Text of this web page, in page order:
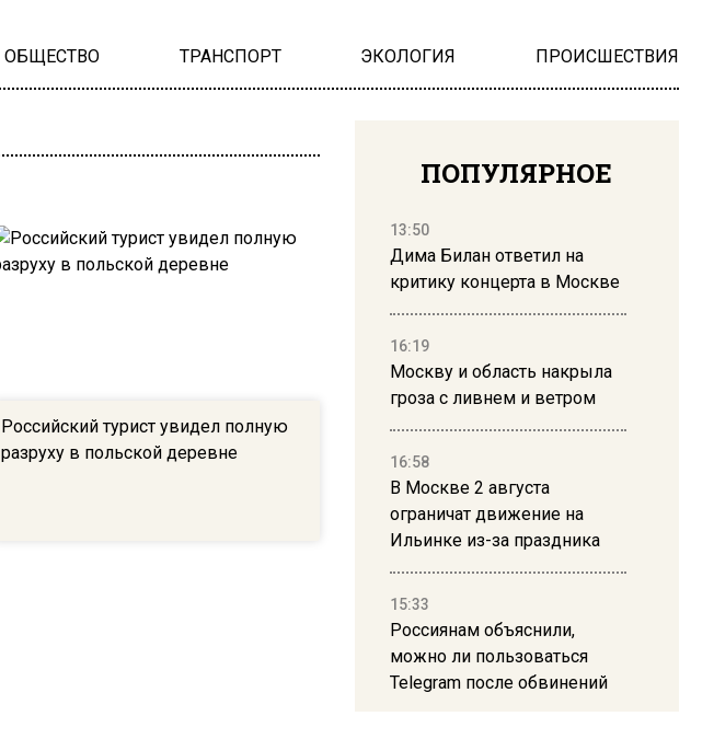
ОБЩЕСТВО ТРАНСПОРТ ЭКОЛОГИЯ ПРОИСШЕСТВИЯ
Российский турист увидел полную
разруху в польской деревне
ПОПУЛЯРНОЕ
13:50
Дима Билан ответил на
критику концерта в Москве
16:19
Москву и область накрыла
гроза с ливнем и ветром
16:58
В Москве 2 августа
ограничат движение на
Ильинке из-за праздника
15:33
Россиянам объяснили,
можно ли пользоваться
Telegram после обвинений